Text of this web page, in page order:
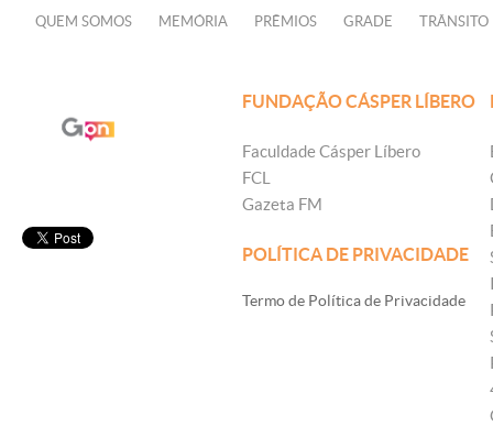
QUEM SOMOS MEMÓRIA PRÊMIOS GRADE TRÂNSITO
FUNDAÇÃO CÁSPER LÍBERO
Faculdade Cásper Líbero
FCL
Gazeta FM
POLÍTICA DE PRIVACIDADE
Termo de Política de Privacidade